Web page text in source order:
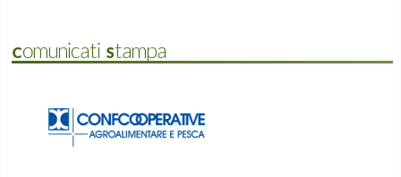
Comunicati Stampa